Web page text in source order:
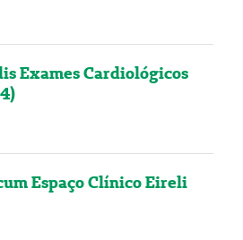
Exames Cardiológicos
Espaço Clínico Eireli